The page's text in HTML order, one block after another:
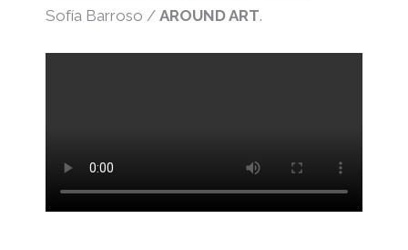
Sofía Barroso / AROUND ART.